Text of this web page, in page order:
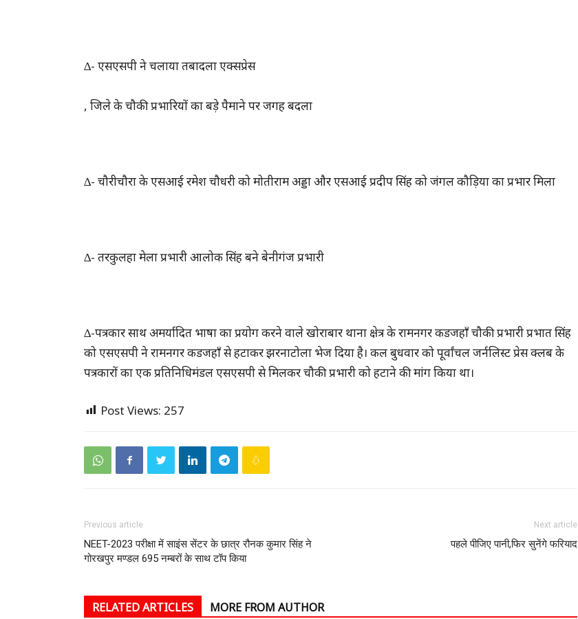
∆- एसएसपी ने चलाया तबादला एक्सप्रेस
, जिले के चौकी प्रभारियों का बड़े पैमाने पर जगह बदला
∆- चौरीचौरा के एसआई रमेश चौधरी को मोतीराम अड्डा और एसआई प्रदीप सिंह को जंगल कौड़िया का प्रभार मिला
∆- तरकुलहा मेला प्रभारी आलोक सिंह बने बेनीगंज प्रभारी
∆-पत्रकार साथ अमर्यादित भाषा का प्रयोग करने वाले खोराबार थाना क्षेत्र के रामनगर कडजहाँ चौकी प्रभारी प्रभात सिंह
को एसएसपी ने रामनगर कडजहाँ से हटाकर झरनाटोला भेज दिया है। कल बुधवार को पूर्वांचल जर्नलिस्ट प्रेस क्लब के
पत्रकारों का एक प्रतिनिधिमंडल एसएसपी से मिलकर चौकी प्रभारी को हटाने की मांग किया था।
Post Views: 257
Previous article
NEET-2023 परीक्षा में साइंस सेंटर के छात्र रौनक कुमार सिंह ने
गोरखपुर मण्डल 695 नम्बरों के साथ टॉप किया
Next article
पहले पीजिए पानी,फिर सुनेंगे फरियाद
RELATED ARTICLES MORE FROM AUTHOR